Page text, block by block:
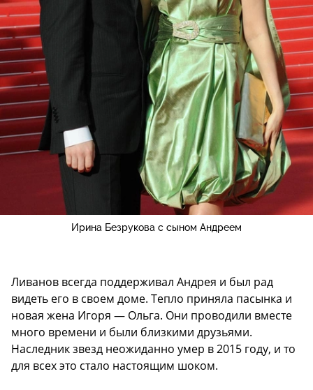
Ирина Безрукова с сыном Андреем
Ливанов всегда поддерживал Андрея и был рад
видеть его в своем доме. Тепло приняла пасынка и
новая жена Игоря — Ольга. Они проводили вместе
много времени и были близкими друзьями.
Наследник звезд неожиданно умер в 2015 году, и то
для всех это стало настоящим шоком.